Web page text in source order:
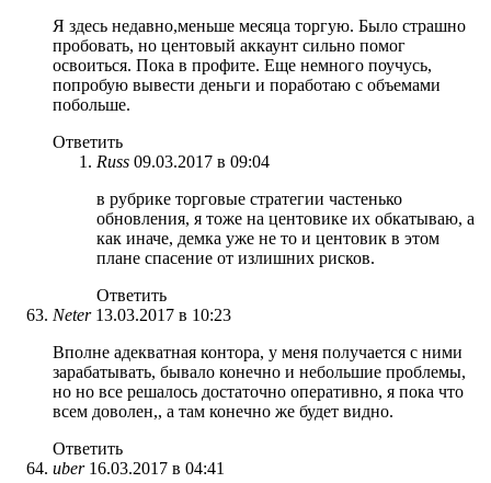
Я здесь недавно,меньше месяца торгую. Было страшно
пробовать, но центовый аккаунт сильно помог
освоиться. Пока в профите. Еще немного поучусь,
попробую вывести деньги и поработаю с объемами
побольше.
Ответить
Russ 09.03.2017 в 09:04
в рубрике торговые стратегии частенько
обновления, я тоже на центовике их обкатываю, а
как иначе, демка уже не то и центовик в этом
плане спасение от излишних рисков.
Ответить
Neter 13.03.2017 в 10:23
Вполне адекватная контора, у меня получается с ними
зарабатывать, бывало конечно и небольшие проблемы,
но но все решалось достаточно оперативно, я пока что
всем доволен,, а там конечно же будет видно.
Ответить
uber 16.03.2017 в 04:41